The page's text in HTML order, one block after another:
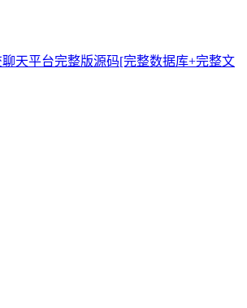
天平台完整版源码[完整数据库+完整文